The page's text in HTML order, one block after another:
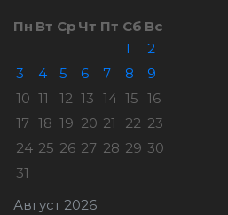
Август 2026
Пн Вт Ср Чт Пт Сб Вс
1
2
3
4 5 6 7 8
9
10 11 12 13 14 15 16
17 18 19 20 21 22 23
24 25 26 27 28 29 30
31